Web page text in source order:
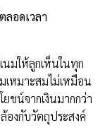
ลอดเวลา
ห้ลูกเห็นในทุก
เหมาะสมไม่เหมือน
ชน์จากเงินมากกว่า
องกับวัตถุประสงค์